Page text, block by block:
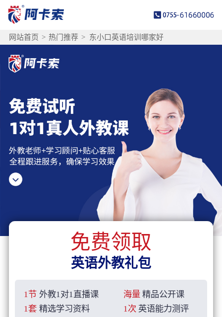
网站首页 > 热门推荐 > 东小口英语培训哪家好
免费领取
英语外教礼包
1节 外教1对1直播课 海量 精品公开课
1套 精选学习资料 1次 英语能力测评